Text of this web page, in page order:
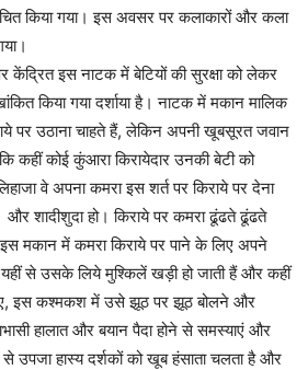
किया गया। इस अवसर पर कलाकारों और कला
केंद्रित इस नाटक में बेटियों की सुरक्षा को लेकर
किया गया दर्शाया है। नाटक में मकान मालिक
पर उठाना चाहते हैं, लेकिन अपनी खूबसूरत जवान
कहीं कोई कुंआरा किरायेदार उनकी बेटी को
वे अपना कमरा इस शर्त पर किराये पर देना
और शादीशुदा हो। किराये पर कमरा ढूंढते ढूंढते
मकान में कमरा किराये पर पाने के लिए अपने
से उसके लिये मुश्किलें खड़ी हो जाती हैं और कहीं
इस कश्मकश में उसे झूठ पर झूठ बोलने और
हालात और बयान पैदा होने से समस्याएं और
से उपजा हास्य दर्शकों को खूब हंसाता चलता है और